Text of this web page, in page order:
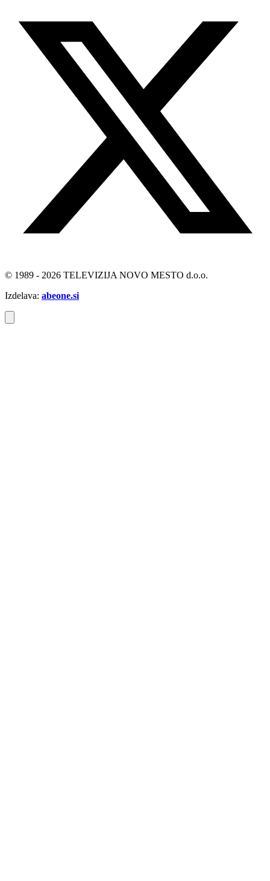
© 1989 - 2026 TELEVIZIJA NOVO MESTO d.o.o.
Izdelava: abeone.si